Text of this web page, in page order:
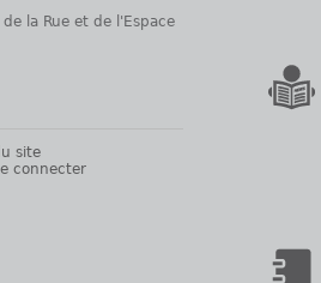
la Rue et de l'Espace
site
connecter